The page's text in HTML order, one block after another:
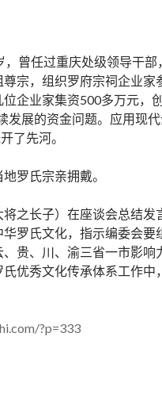
，曾任过重庆处级领导干部
宗，组织罗府宗祠企业家
企业家集资500多万元，
发展的资金问题。应用现
了先河。
罗氏宗亲拥戴。
之长子）在座谈会总结发
罗氏文化，指示编委会要
贵、川、渝三省一市影响
优秀文化传承体系工作中
?p=333